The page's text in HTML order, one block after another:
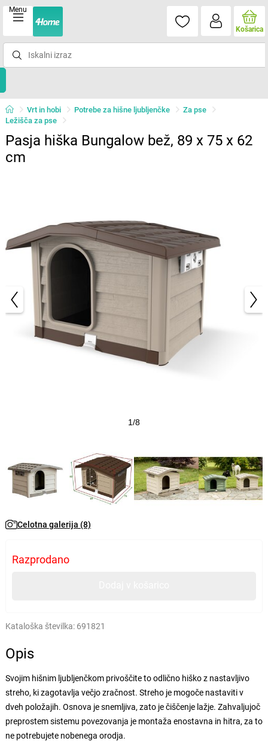
Menu
Košarica
Vrt in hobi Potrebe za hišne ljubljenčke
Za pse
Ležišča za pse
Pasja hiška Bungalow bež, 89 x 75 x 62
cm
1/8
Celotna galerija (8)
Razprodano
Kataloška številka: 691821
Opis
Svojim hišnim ljubljenčkom privoščite to odlično hiško z nastavljivo
streho, ki zagotavlja večjo zračnost. Streho je mogoče nastaviti v
dveh položajih. Osnova je snemljiva, zato je čiščenje lažje. Zahvaljujoč
preprostem sistemu povezovanja je montaža enostavna in hitra, za to
ne potrebujete nobenega orodja.